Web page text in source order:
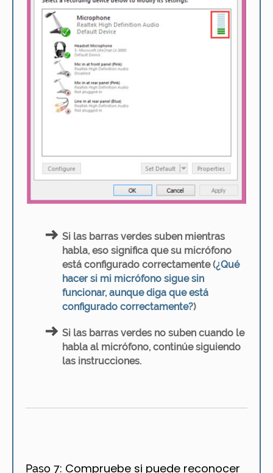
Si las barras verdes suben mientras
habla, eso significa que su micrófono
está configurado correctamente (¿Qué
hacer si mi micrófono sigue sin
funcionar, aunque diga que está
configurado correctamente?)
Si las barras verdes no suben cuando le
habla al micrófono, continúe siguiendo
las instrucciones.
Paso 7: Compruebe si puede reconocer